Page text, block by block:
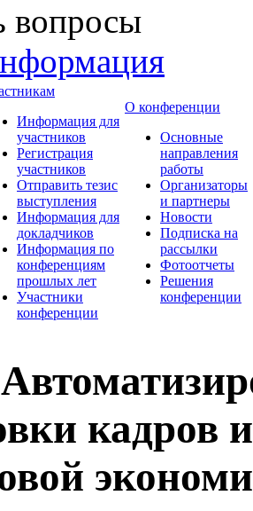
вопросы
Информация для
участников
Регистрация
участников
Отправить тезис
выступления
Информация для
докладчиков
Информация по
конференциям
прошлых лет
Участники
конференции
О конференции
Основные
направления
работы
Организаторы
и партнеры
Новости
Подписка на
рассылки
Фотоотчеты
Решения
конференции
кадров